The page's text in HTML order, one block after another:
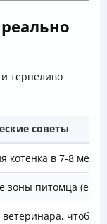
терпеливо
советы
котенка в 7-8
зоны питомца
ветеринара, чтобы